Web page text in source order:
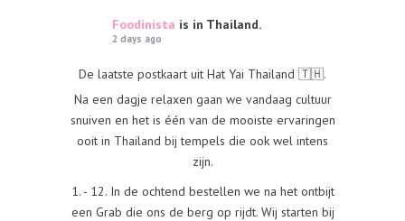
Foodinista is in Thailand.
2 days ago
De laatste postkaart uit Hat Yai Thailand 🇹🇭.
Na een dagje relaxen gaan we vandaag cultuur
snuiven en het is één van de mooiste ervaringen
ooit in Thailand bij tempels die ook wel intens
zijn.
1. - 12. In de ochtend bestellen we na het ontbijt
een Grab die ons de berg op rijdt. Wij starten bij